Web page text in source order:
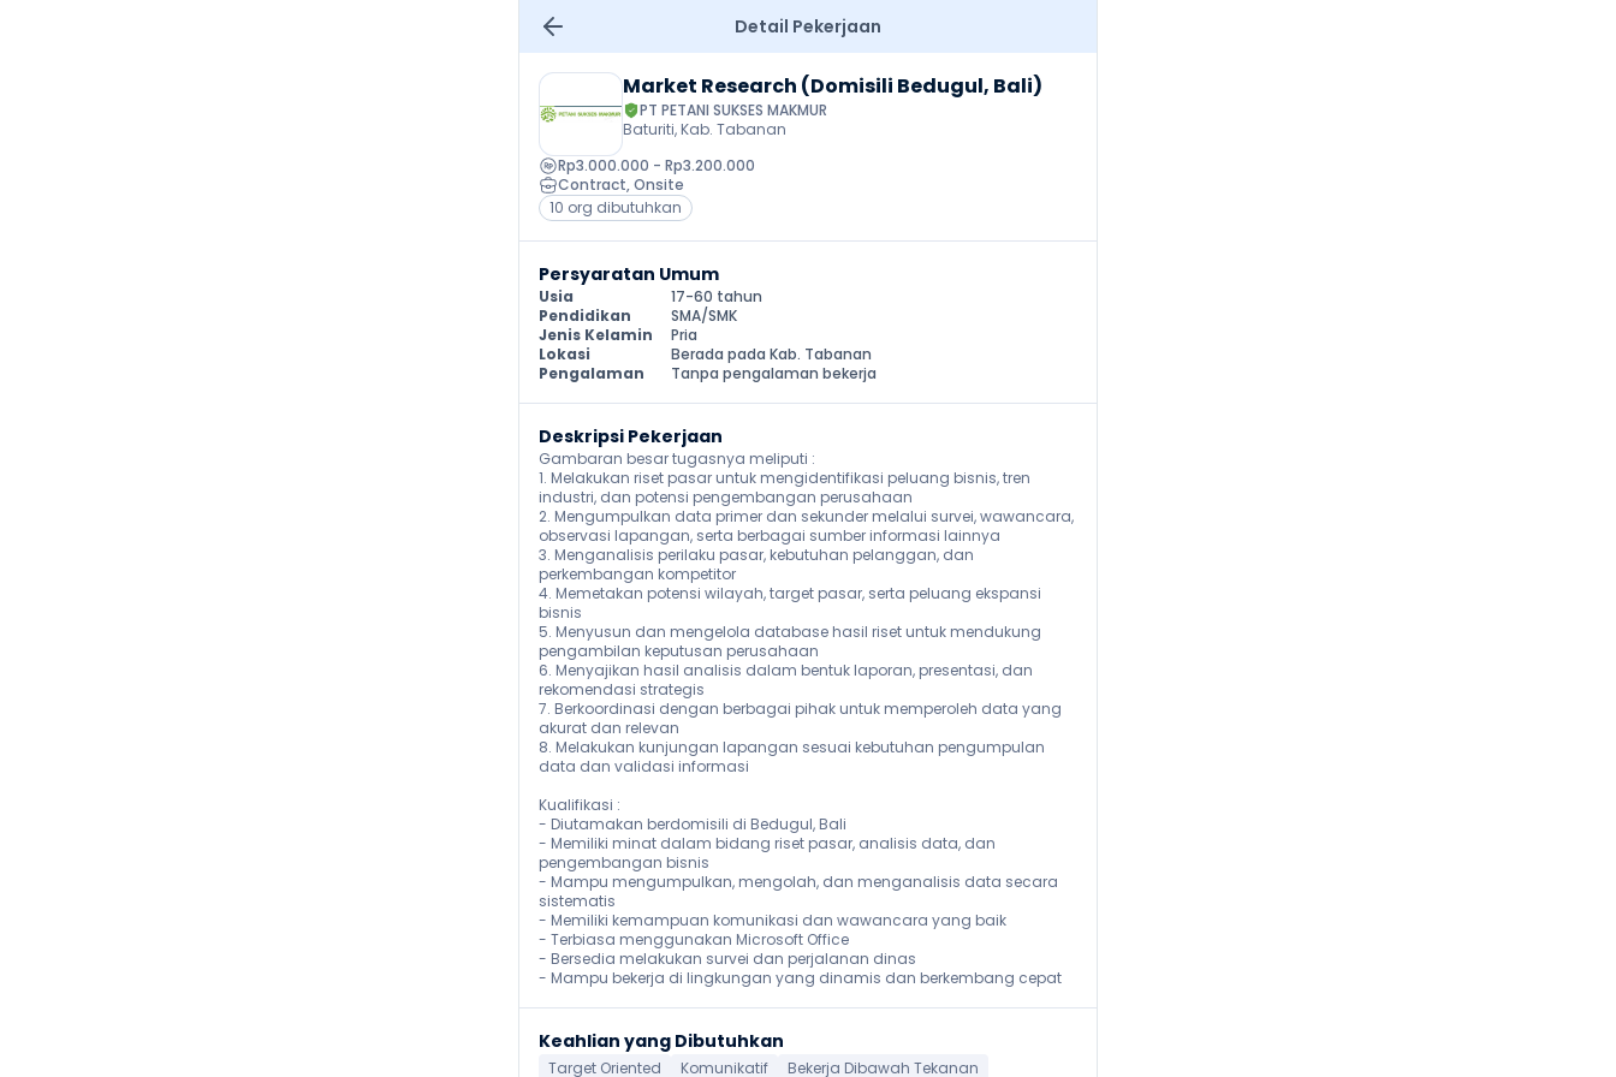
Detail Pekerjaan
Market Research (Domisili Bedugul, Bali)
PT PETANI SUKSES MAKMUR
Baturiti, Kab. Tabanan
Rp3.000.000 - Rp3.200.000
Contract, Onsite
10 org dibutuhkan
Persyaratan Umum
Usia
17-60 tahun
Pendidikan
SMA/SMK
Jenis Kelamin
Pria
Lokasi
Berada pada Kab. Tabanan
Pengalaman
Tanpa pengalaman bekerja
Deskripsi Pekerjaan
Gambaran besar tugasnya meliputi :
1. Melakukan riset pasar untuk mengidentifikasi peluang bisnis, tren
industri, dan potensi pengembangan perusahaan
2. Mengumpulkan data primer dan sekunder melalui survei, wawancara,
observasi lapangan, serta berbagai sumber informasi lainnya
3. Menganalisis perilaku pasar, kebutuhan pelanggan, dan
perkembangan kompetitor
4. Memetakan potensi wilayah, target pasar, serta peluang ekspansi
bisnis
5. Menyusun dan mengelola database hasil riset untuk mendukung
pengambilan keputusan perusahaan
6. Menyajikan hasil analisis dalam bentuk laporan, presentasi, dan
rekomendasi strategis
7. Berkoordinasi dengan berbagai pihak untuk memperoleh data yang
akurat dan relevan
8. Melakukan kunjungan lapangan sesuai kebutuhan pengumpulan
data dan validasi informasi
Kualifikasi :
- Diutamakan berdomisili di Bedugul, Bali
- Memiliki minat dalam bidang riset pasar, analisis data, dan
pengembangan bisnis
- Mampu mengumpulkan, mengolah, dan menganalisis data secara
sistematis
- Memiliki kemampuan komunikasi dan wawancara yang baik
- Terbiasa menggunakan Microsoft Office
- Bersedia melakukan survei dan perjalanan dinas
- Mampu bekerja di lingkungan yang dinamis dan berkembang cepat
Keahlian yang Dibutuhkan
Target Oriented Komunikatif Bekerja Dibawah Tekanan